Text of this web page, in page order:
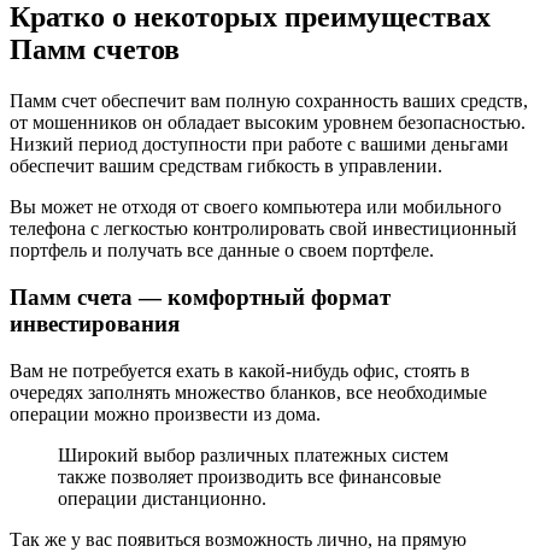
Кратко о некоторых преимуществах
Памм счетов
Памм счет обеспечит вам полную сохранность ваших средств,
от мошенников он обладает высоким уровнем безопасностью.
Низкий период доступности при работе с вашими деньгами
обеспечит вашим средствам гибкость в управлении.
Вы может не отходя от своего компьютера или мобильного
телефона с легкостью контролировать свой инвестиционный
портфель и получать все данные о своем портфеле.
Памм счета — комфортный формат
инвестирования
Вам не потребуется ехать в какой-нибудь офис, стоять в
очередях заполнять множество бланков, все необходимые
операции можно произвести из дома.
Широкий выбор различных платежных систем
также позволяет производить все финансовые
операции дистанционно.
Так же у вас появиться возможность лично, на прямую